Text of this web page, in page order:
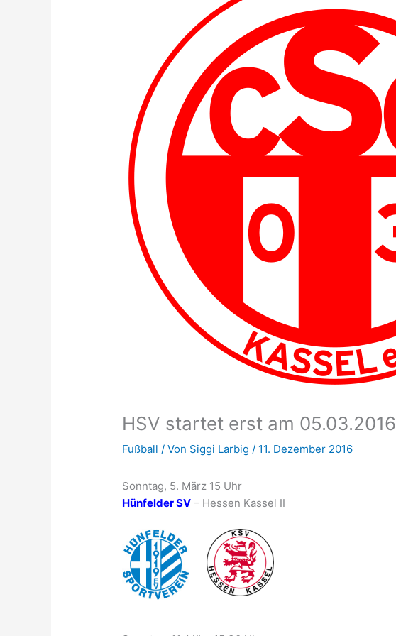
HSV startet erst am 05.03.2016
Fußball / Von Siggi Larbig/ 11. Dezember 2016
Sonntag, 5. März 15 Uhr
Hünfelder SV – Hessen Kassel II